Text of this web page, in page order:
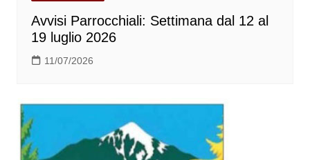
Avvisi Parrocchiali: Settimana dal 12 al
19 luglio 2026
11/07/2026